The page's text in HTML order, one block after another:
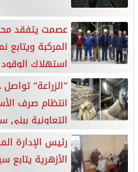
عصمت يتفقد
المركبة
استهلاك الوقود
”الزراعة” تواصل
انتظام صرف
التعاونية
رئيس الإدارة
الأزهرية يتابع